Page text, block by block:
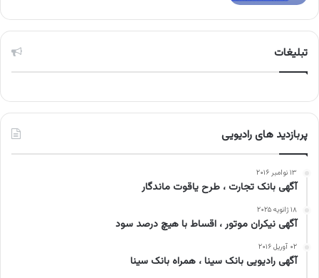
تبلیغات
پربازدید های رادیویی
۱۳ نوامبر ۲۰۱۶
آگهی بانک تجارت ، طرح یاقوت ماندگار
۱۸ ژانویه ۲۰۲۵
آگهی نیکران موتور ، اقساط با هیچ درصد سود
۰۲ آوریل ۲۰۱۶
آگهی رادیویی بانک سینا ، همراه بانک سینا